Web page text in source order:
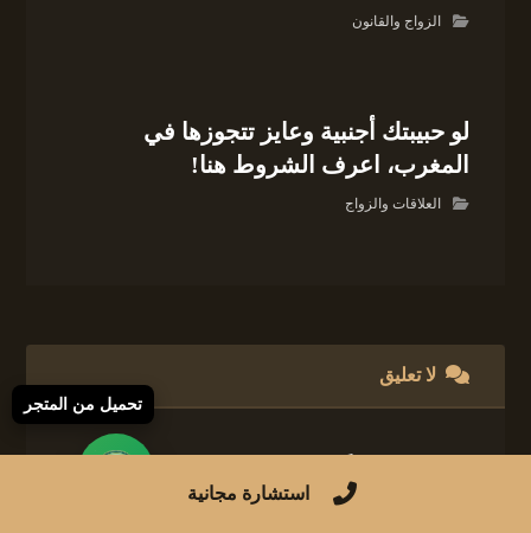
الزواج والقانون
لو حبيبتك أجنبية وعايز تتجوزها في
المغرب، اعرف الشروط هنا!
العلاقات والزواج
لا تعليق
اترك تعليقاً
استشارة مجانية
تحميل من المتجر